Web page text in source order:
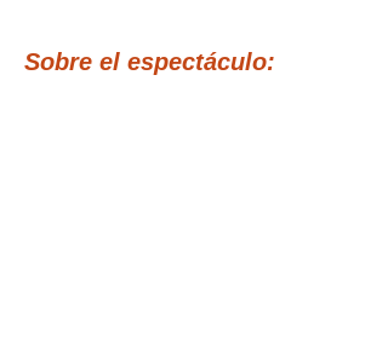
Sobre el espectáculo: